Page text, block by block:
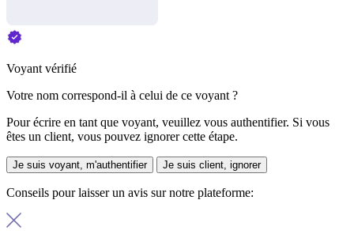
Voyant vérifié
Votre nom correspond-il à celui de ce voyant ?
Pour écrire en tant que voyant, veuillez vous authentifier. Si vous
êtes un client, vous pouvez ignorer cette étape.
Je suis voyant, m'authentifier Je suis client, ignorer
Conseils pour laisser un avis sur notre plateforme: